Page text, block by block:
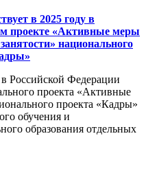
в 2025 году в
проекте «Активные меры
национального
Российской Федерации
проекта «Активные
проекта «Кадры»
обучения и
образования отдельных